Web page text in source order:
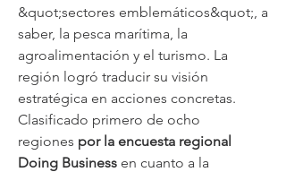
&quot;sectores emblemáticos&quot;, a
saber, la pesca marítima, la
agroalimentación y el turismo. La
región logró traducir su visión
estratégica en acciones concretas.
Clasificado primero de ocho
regiones por la encuesta regional
Doing Business en cuanto a la